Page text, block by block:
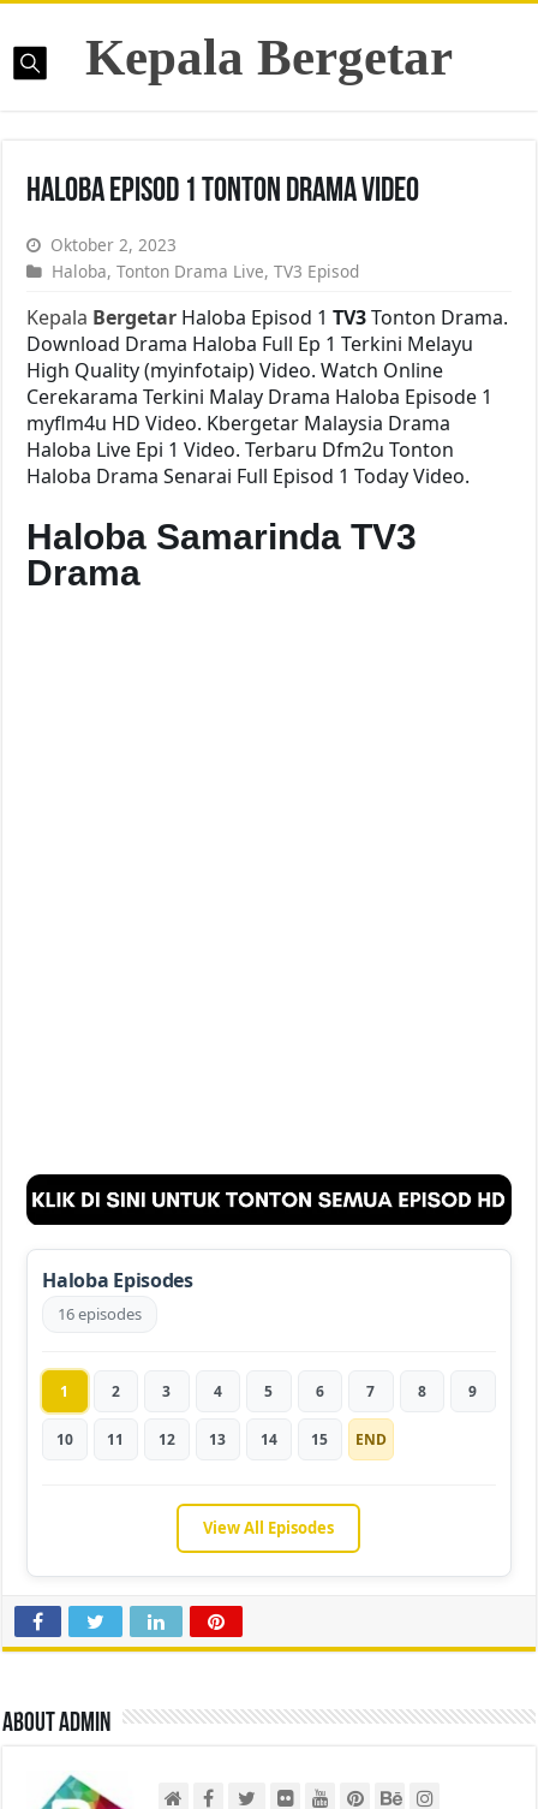
Kepala Bergetar
Haloba Episod 1 Tonton Drama Video
Oktober 2, 2023
Haloba,Tonton Drama Live,TV3 Episod
Kepala Bergetar Haloba Episod 1TV3Tonton Drama.
Download Drama Haloba Full Ep 1 Terkini Melayu
High Quality (myinfotaip) Video. Watch Online
Cerekarama Terkini Malay Drama Haloba Episode 1
myflm4u HD Video. Kbergetar Malaysia Drama
Haloba Live Epi 1 Video. Terbaru Dfm2u Tonton
Haloba Drama Senarai Full Episod 1 Today Video.
Haloba Samarinda TV3
Drama
Haloba Episodes
16 episodes
1 2 3 4 5 6 7 8 9
10 11 12 13 14 15 END
View All Episodes
About admin